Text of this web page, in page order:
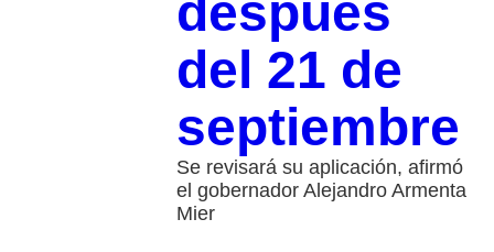
después
del 21 de
septiembre
Se revisará su aplicación, afirmó
el gobernador Alejandro Armenta
Mier